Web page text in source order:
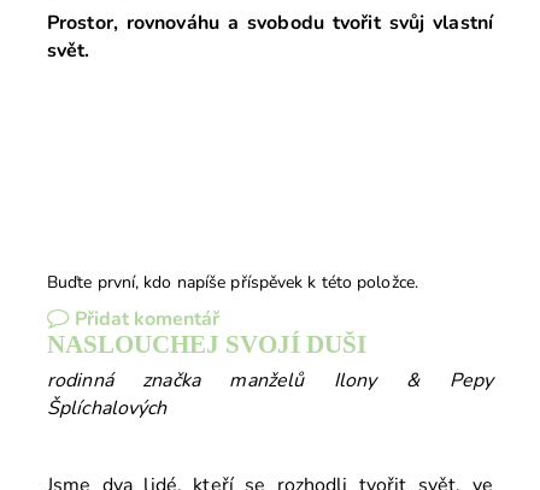
Prostor, rovnováhu a svobodu tvořit svůj vlastní
svět.
Buďte první, kdo napíše příspěvek k této položce.
Přidat komentář
NASLOUCHEJ SVOJÍ DUŠI
rodinná značka manželů Ilony & Pepy
Šplíchalových